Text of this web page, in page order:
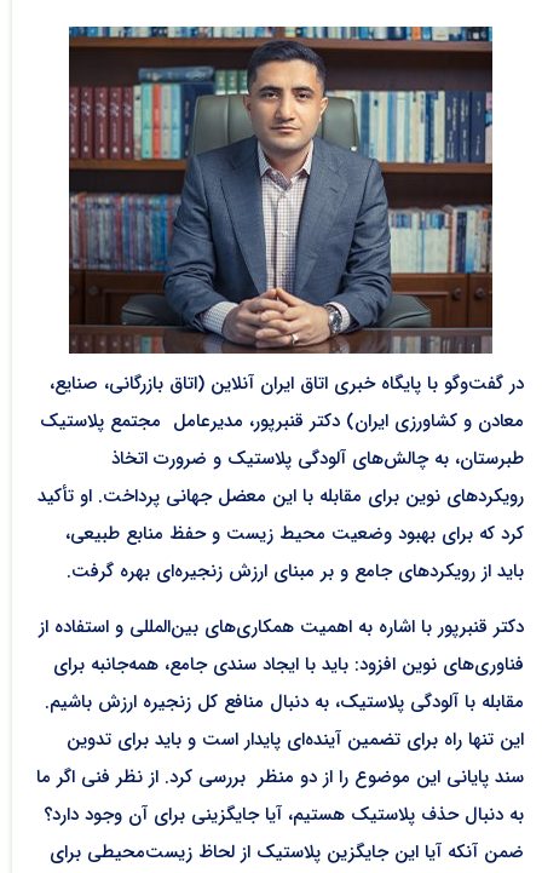
در گفت‌وگو با پایگاه خبری اتاق ایران آنلاین (اتاق بازرگانی، صنایع،
معادن و کشاورزی ایران) دکتر قنبرپور، مدیرعامل مجتمع پلاستیک
طبرستان، به چالش‌های آلودگی پلاستیک و ضرورت اتخاذ
رویکردهای نوین برای مقابله با این معضل جهانی پرداخت. او تأکید
کرد که برای بهبود وضعیت محیط زیست و حفظ منابع طبیعی،
باید از رویکردهای جامع و بر مبنای ارزش زنجیره‌ای بهره گرفت.
دکتر قنبرپور با اشاره به اهمیت همکاری‌های بین‌المللی و استفاده از
فناوری‌های نوین افزود: باید با ایجاد سندی جامع، همه‌جانبه برای
مقابله با آلودگی پلاستیک، به دنبال منافع کل زنجیره ارزش باشیم.
این تنها راه برای تضمین آینده‌ای پایدار است و باید برای تدوین
سند پایانی این موضوع را از دو منظر بررسی کرد. از نظر فنی اگر ما
به دنبال حذف پلاستیک هستیم، آیا جایگزینی برای آن وجود دارد؟
ضمن آنکه آیا این جایگزین پلاستیک از لحاظ زیست‌محیطی برای